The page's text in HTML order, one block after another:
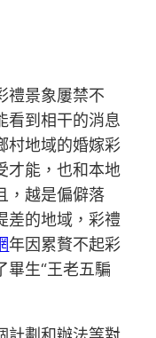
禮景象屢禁不
看到相干的消息
村地域的婚嫁彩
才能，也和本地
，越是偏僻落
差的地域，彩禮
年因累贅不起彩
畢生“王老五騙